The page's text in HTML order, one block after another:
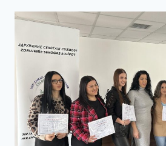
КУРСИСТКИТЕ
ОД
ОПШТИНА